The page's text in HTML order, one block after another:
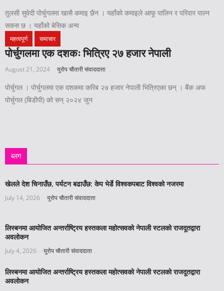
तुलसी सुवेदी पोर्चुगलमा खासै कमाइ छैन । यहाँको कमाइले आफू पालिन र परिवार पाल्न
सकस छ । यहाँको बेसिक अन्य
महत्वपूर्ण समाचार
पोर्चुगलमा एक दशकः भित्रिए २७ हजार नेपाली
August 21, 2024 युरोप चौतारी संवाददाता
पोर्चुगल । पोर्चुगलमा एक दशकमा करिब २७ हजार नेपाली भित्रिएका छन् । बैंक अफ
पोर्चुगल (बिडीपी) को सन् २०२४ जुन
ब्लग
खेलले देश चिनाउँछ, पर्यटन बढाउँछ: केप भेर्डे विश्वकपबाट विश्वको नजरमा
July 14, 2026 युरोप चौतारी संवाददाता
लिस्बनमा आयोजित अन्तर्राष्ट्रिय हस्तकला महोत्सवको नेपाली स्टलको राजदूतद्वारा
अवलोकन
July 4, 2026 युरोप चौतारी संवाददाता
लिस्बनमा आयोजित अन्तर्राष्ट्रिय हस्तकला महोत्सवको नेपाली स्टलको राजदूतद्वारा
अवलोकन